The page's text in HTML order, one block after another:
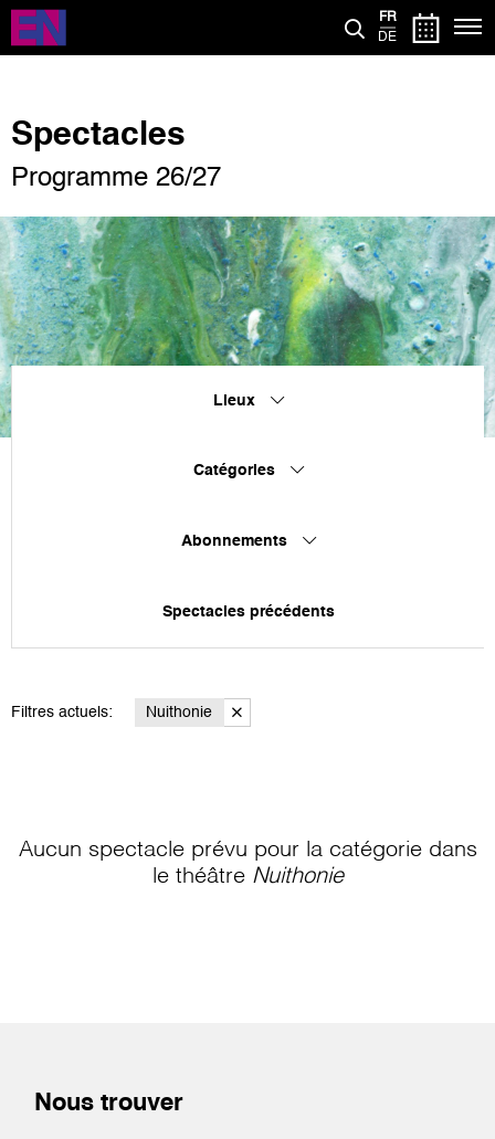
Aller
contenu
FR
DE
Spectacles
Programme 26/27
Lieux
Catégories
Abonnements
Spectacles précédents
Filtres actuels: Nuithonie
Aucun spectacle prévu pour la catégorie dans
le théâtre Nuithonie
Nous trouver